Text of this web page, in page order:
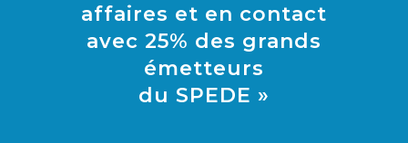
affaires et en contact
avec 25% des grands
émetteurs
du SPEDE »